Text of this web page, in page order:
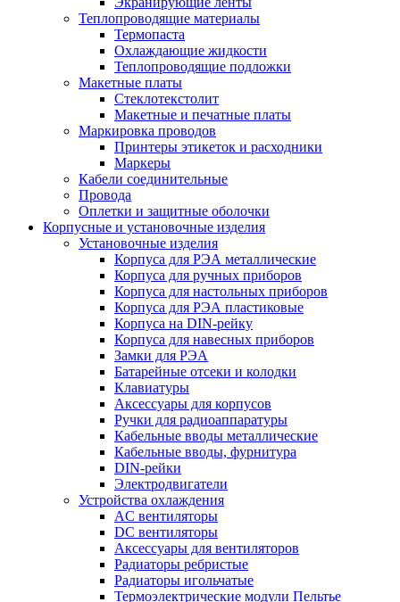
Теплопроводящие материалы
Термопаста
Охлаждающие жидкости
Теплопроводящие подложки
Макетные платы
Стеклотекстолит
Макетные и печатные платы
Маркировка проводов
Принтеры этикеток и расходники
Маркеры
Кабели соединительные
Провода
Оплетки и защитные оболочки
Корпусные и установочные изделия
Установочные изделия
Корпуса для РЭА металлические
Корпуса для ручных приборов
Корпуса для настольных приборов
Корпуса для РЭА пластиковые
Корпуса на DIN-рейку
Корпуса для навесных приборов
Замки для РЭА
Батарейные отсеки и колодки
Клавиатуры
Аксессуары для корпусов
Ручки для радиоаппаратуры
Кабельные вводы металлические
Кабельные вводы, фурнитура
DIN-рейки
Электродвигатели
Устройства охлаждения
AC вентиляторы
DC вентиляторы
Аксессуары для вентиляторов
Радиаторы ребристые
Радиаторы игольчатые
Термоэлектрические модули Пельтье